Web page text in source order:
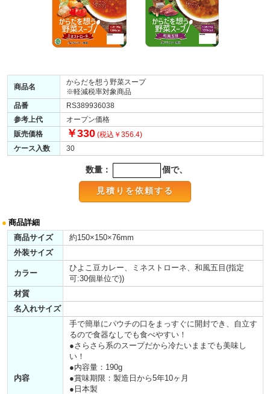
商品名
からだを想う野菜スープ
※軽減税率対象商品
品番
RS389936038
参考上代
オープン価格
販売価格
￥330 (税込￥356.4)
ケース入数
30
数量： 個で、
● 商品詳細
商品サイズ
約150×150×76mm
外装サイズ
カラー
ひよこ豆カレー、ミネストローネ、和風五目(指定
可:30個単位で))
材質
名入れサイズ
内容
手で簡単にパウチの口をまっすぐに開封でき、自立す
るので食器なしでも食べやすい！
●さらさら系のスープだから冷たいままでも美味し
い！
●内容量：190g
●賞味期限：製造日から5年10ヶ月
●日本製